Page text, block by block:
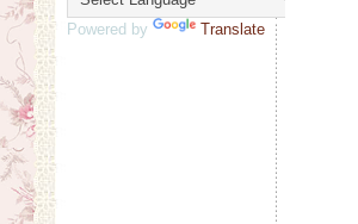
Powered by Translate